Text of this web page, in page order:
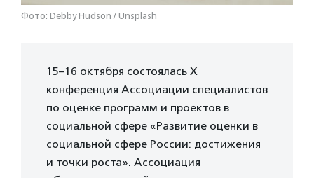
Фото: Debby Hudson / Unsplash
15–16 октября состоялась X
конференция Ассоциации специалистов
по оценке программ и проектов в
социальной сфере «Развитие оценки в
социальной сфере России: достижения
и точки роста». Ассоциация